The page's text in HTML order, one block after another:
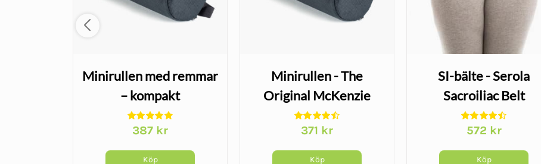
Minirullen med remmar
– kompakt
ländryggsrulle för resor
387 kr
Köp
Minirullen - The
Original McKenzie
371 kr
Köp
SI-bälte - Serola
Sacroiliac Belt
572 kr
Köp